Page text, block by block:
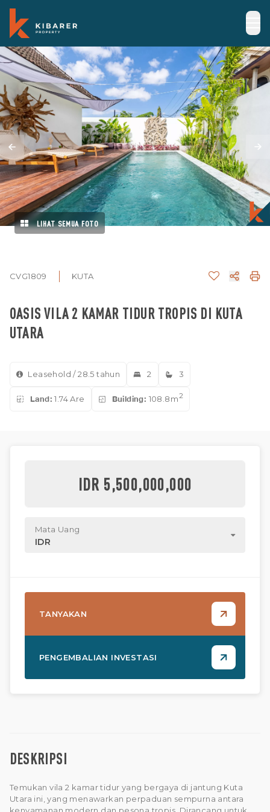
LIHAT SEMUA FOTO
CVG1809 KUTA
OASIS VILA 2 KAMAR TIDUR TROPIS DI KUTA
UTARA
Leasehold / 28.5 tahun 2 3
Land: 1.74 Are Building: 108.8m2
DESKRIPSI
Temukan vila 2 kamar tidur yang bergaya di jantung Kuta
Utara ini, yang menawarkan perpaduan sempurna antara
IDR 5,500,000,000
Mata Uang
IDR
TANYAKAN
PENGEMBALIAN INVESTASI